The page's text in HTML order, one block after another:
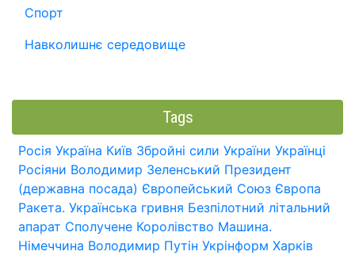
Спорт
Навколишнє середовище
Tags
Росія Україна Київ Збройні сили України Українці
Росіяни Володимир Зеленський Президент
(державна посада) Європейський Союз Європа
Ракета. Українська гривня Безпілотний літальний
апарат Сполучене Королівство Машина.
Німеччина Володимир Путін Укрінформ Харків